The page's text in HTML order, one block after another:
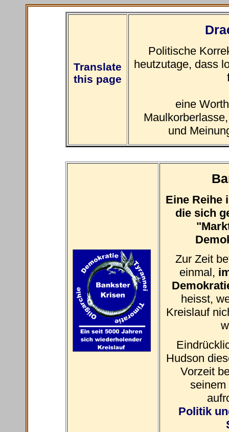
Translate
this page
Politische
heutzutage, dass
eine
und
Eine Reihe
die sich
Zur Zeit
einmal,
heisst,
Kreislauf
Hudson
Vorzeit
seinem
Politik